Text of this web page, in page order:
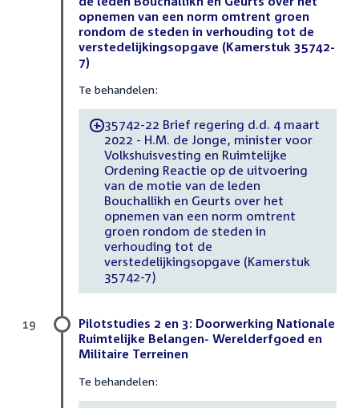
opnemen van een norm omtrent groen
rondom de steden in verhouding tot de
verstedelijkingsopgave (Kamerstuk 35742-
7)
Te behandelen:
-35742-22 Brief regering d.d. 4 maart
2022 - H.M. de Jonge, minister voor
Volkshuisvesting en Ruimtelijke
Ordening Reactie op de uitvoering
van de motie van de leden
Bouchallikh en Geurts over het
opnemen van een norm omtrent
groen rondom de steden in
verhouding tot de
verstedelijkingsopgave (Kamerstuk
35742-7)
Pilotstudies 2 en 3: Doorwerking Nationale
Ruimtelijke Belangen- Werelderfgoed en
Militaire Terreinen
Te behandelen:
19